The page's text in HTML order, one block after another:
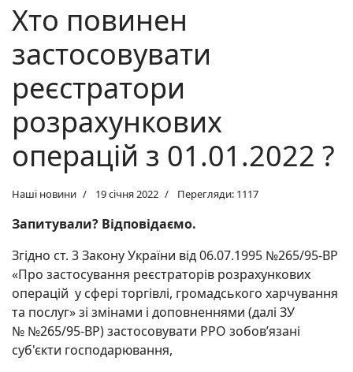
Хто повинен
застосовувати
реєстратори
розрахункових
операцій з 01.01.2022 ?
Наші новини 19 січня 2022 Перегляди: 1117
Запитували? Відповідаємо.
Згідно ст. 3 Закону України від 06.07.1995 №265/95-ВР
«Про застосування реєстраторів розрахункових
операцій у сфері торгівлі, громадського харчування
та послуг» зі змінами і доповненнями (далі ЗУ
№ №265/95-ВР) застосовувати РРО зобов’язані
суб'єкти господарювання,